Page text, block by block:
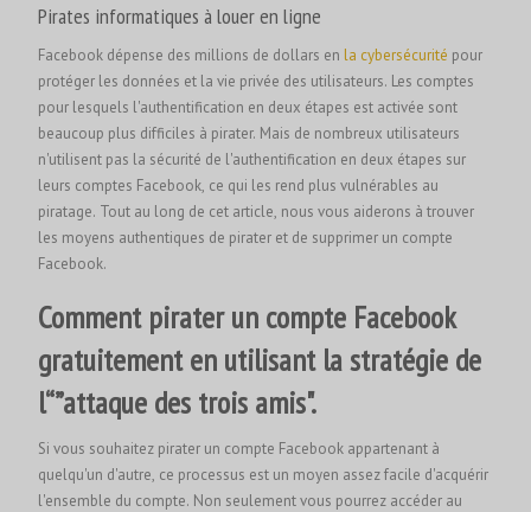
Pirates informatiques à louer en ligne
Facebook dépense des millions de dollars en la cybersécurité pour
protéger les données et la vie privée des utilisateurs. Les comptes
pour lesquels l'authentification en deux étapes est activée sont
beaucoup plus difficiles à pirater. Mais de nombreux utilisateurs
n'utilisent pas la sécurité de l'authentification en deux étapes sur
leurs comptes Facebook, ce qui les rend plus vulnérables au
piratage. Tout au long de cet article, nous vous aiderons à trouver
les moyens authentiques de pirater et de supprimer un compte
Facebook.
Comment pirater un compte Facebook
gratuitement en utilisant la stratégie de
l“”attaque des trois amis".
Si vous souhaitez pirater un compte Facebook appartenant à
quelqu'un d'autre, ce processus est un moyen assez facile d'acquérir
l'ensemble du compte. Non seulement vous pourrez accéder au